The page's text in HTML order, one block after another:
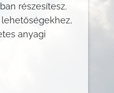
részesítesz.
anyagi